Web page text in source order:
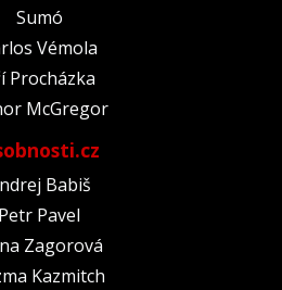
Sumó
Vémola
Procházka
McGregor
Babiš
Petr Pavel
Zagorová
Kazmitch